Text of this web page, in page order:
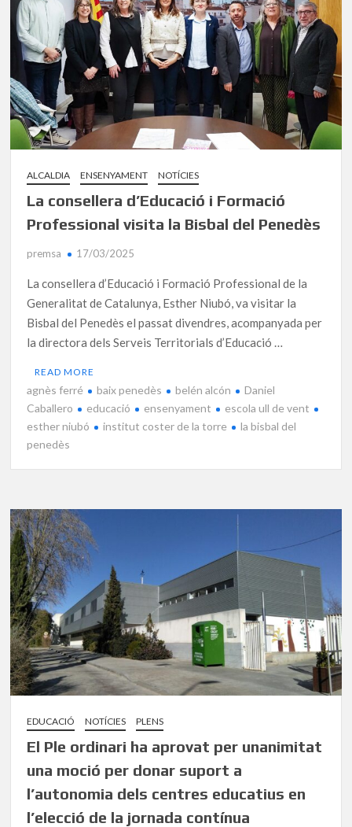
ALCALDIA ENSENYAMENT NOTÍCIES
La consellera d’Educació i Formació
Professional visita la Bisbal del Penedès
premsa 17/03/2025
La consellera d’Educació i Formació Professional de la
Generalitat de Catalunya, Esther Niubó, va visitar la
Bisbal del Penedès el passat divendres, acompanyada per
la directora dels Serveis Territorials d’Educació …
READ MORE
agnès ferré baix penedès belén alcón
Daniel
Caballero
educació ensenyament
escola ull de vent
esther niubó
institut coster de la torre
la bisbal del
penedès
EDUCACIÓ NOTÍCIES PLENS
El Ple ordinari ha aprovat per unanimitat
una moció per donar suport a
l’autonomia dels centres educatius en
l’elecció de la jornada contínua